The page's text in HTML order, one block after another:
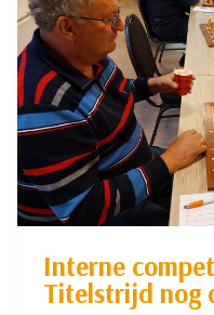
Interne
Titelstrijd nog